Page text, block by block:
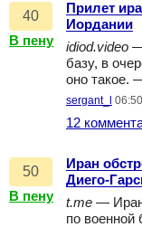
40
В пену
Прилет
Иордании
idiod.video —
базу, в
оно такое.
sergant_l
12
50
В пену
Иран
Диего-
t.me — Иран
по военной